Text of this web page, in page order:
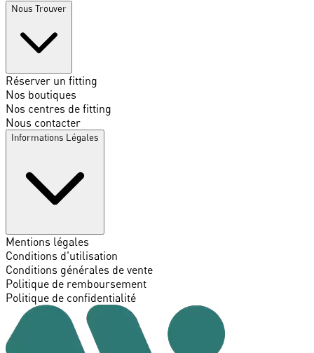
Nous Trouver
Réserver un fitting
Nos boutiques
Nos centres de fitting
Nous contacter
Informations Légales
Mentions légales
Conditions d'utilisation
Conditions générales de vente
Politique de remboursement
Politique de confidentialité